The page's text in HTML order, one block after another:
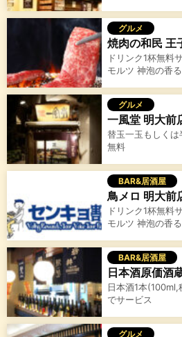
グルメ
焼肉の和民 王
ドリンク1杯無料
モルツ 神泡の香
グルメ
一風堂 明大前
替玉一玉もしく
無料
BAR&居酒屋
鳥メロ 明大前
ドリンク1杯無料
モルツ 神泡の香
BAR&居酒屋
日本酒原価酒
日本酒1本
でサービス
グルメ